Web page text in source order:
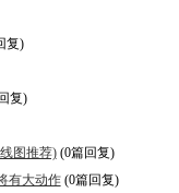
复)
复)
图推荐)(0篇回复)
有大动作(0篇回复)